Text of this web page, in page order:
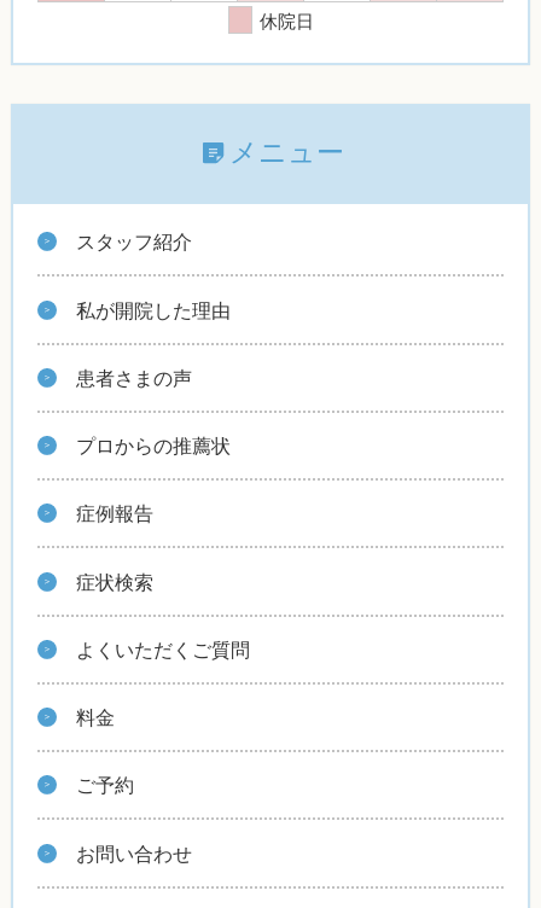
休院日
メニュー
スタッフ紹介
私が開院した理由
患者さまの声
プロからの推薦状
症例報告
症状検索
よくいただくご質問
料金
ご予約
お問い合わせ